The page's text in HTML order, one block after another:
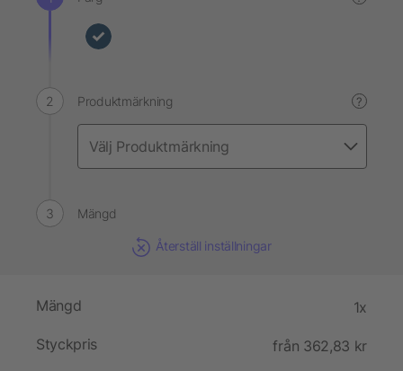
Produktmärkning ?
Mängd
Återställ inställningar
Mängd 1x
Styckpris
från 362,83 kr